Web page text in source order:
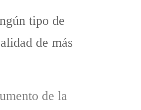
tipo de
de más
de la